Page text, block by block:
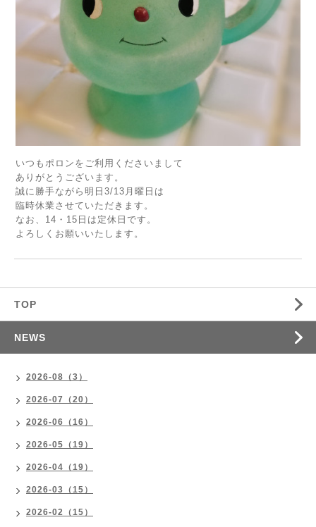
いつもポロンをご利用くださいまして
ありがとうございます。
誠に勝手ながら明日3/13月曜日は
臨時休業させていただきます。
なお、14・15日は定休日です。
よろしくお願いいたします。
TOP
NEWS
2026-08（3）
2026-07（20）
2026-06（16）
2026-05（19）
2026-04（19）
2026-03（15）
2026-02（15）